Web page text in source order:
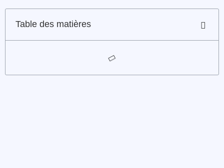
Table des matières